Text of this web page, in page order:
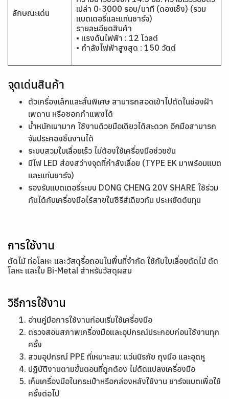
ลักษณะเด่น
เปล่า 0-3000 รอบ/นาที (ดองเช็ง) (รวม
แบตเตอรี่และแท่นชาร์จ)
รายละเอียดสินค้า
• แรงดันไฟฟ้า : 12 โวลต์
• กำลังไฟฟ้าสูงสุด : 150 วัตต์
จุดเด่นสินค้า
ตัวเครื่องเล็กและสั้นพิเศษ สามารถสอดเข้าไปตัดในช่องฝ้า
เพดาน หรือซอกกำแพงได้
น้ำหนักเบามาก ใช้งานด้วยมือเดียวได้สะดวก อีกมือสามารถ
จับประคองชิ้นงานได้
ระบบสวมใบเลื่อยเร็ว ไม่ต้องใช้เครื่องมือช่วยขัน
มีไฟ LED ส่องสว่างจุดที่กำลังเลื่อย (TYPE EK มาพร้อมแบต
และแท่นชาร์จ)
รองรับแบตเตอรี่ระบบ DONG CHENG 20V SHARE ใช้ร่วม
กันได้กับเครื่องมือไร้สายในซีรีส์เดียวกัน ประหยัดต้นทุน
การใช้งาน
ตัดไม้ ท่อโลหะ และวัสดุรื้อถอนในพื้นที่จำกัด ใช้กับใบเลื่อยตัดไม้ ตัด
โลหะ และใบ Bi-Metal สำหรับวัสดุผสม
วิธีการใช้งาน
อ่านคู่มือการใช้งานก่อนเริ่มใช้เครื่องมือ
ตรวจสอบสภาพเครื่องมือและอุปกรณ์ประกอบก่อนใช้งานทุก
ครั้ง
สวมอุปกรณ์ PPE ที่เหมาะสม: แว่นนิรภัย ถุงมือ และอุดหู
ปฏิบัติงานตามขั้นตอนที่ถูกต้อง ไม่ดัดแปลงเครื่องมือ
เก็บเครื่องมือในกระเป๋าหรือกล่องหลังใช้งาน ชาร์จแบตเพื่อใช้
ครั้งต่อไป